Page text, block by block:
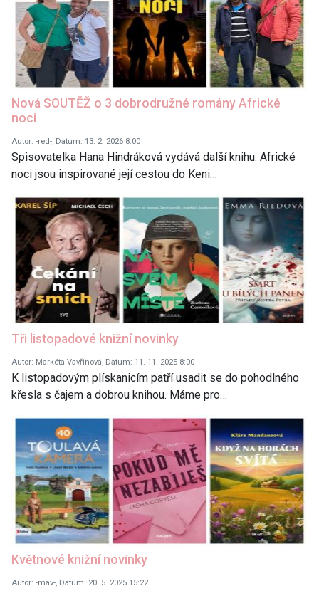
Nová SOUTĚŽ o 3 dobrodružné romány Africké
noci
Autor: -red-, Datum: 13. 2. 2026 8:00
Spisovatelka Hana Hindráková vydává další knihu. Africké
noci jsou inspirované její cestou do Keni…
Tři listopadové knižní novinky
Autor: Markéta Vavřinová, Datum: 11. 11. 2025 8:00
K listopadovým plískanicím patří usadit se do pohodlného
křesla s čajem a dobrou knihou. Máme pro…
Květnové knižní novinky
Autor: -mav-, Datum: 20. 5. 2025 15:22